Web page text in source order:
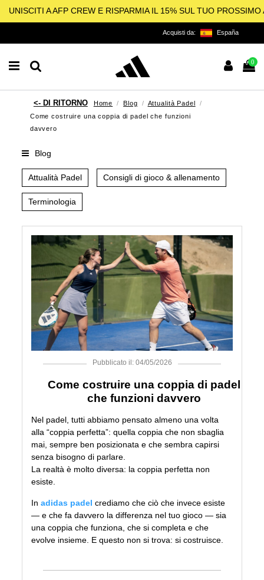
UNISCITI A AFP CREW E RISPARMIA IL 15% SUL TUO PROSSIMO
Acquisti da: España
0
Home Blog
Attualità Padel
Come costruire una coppia di padel che funzioni
davvero
Blog
Attualità Padel Consigli di gioco & allenamento
Terminologia
Pubblicato il: 04/05/2026
Come costruire una coppia di padel
che funzioni davvero
Nel padel, tutti abbiamo pensato almeno una volta
alla “coppia perfetta”: quella coppia che non sbaglia
mai, sempre ben posizionata e che sembra capirsi
senza bisogno di parlare.
La realtà è molto diversa: la coppia perfetta non
esiste.
In adidas padel crediamo che ciò che invece esiste
— e che fa davvero la differenza nel tuo gioco — sia
una coppia che funziona, che si completa e che
evolve insieme. E questo non si trova: si costruisce.